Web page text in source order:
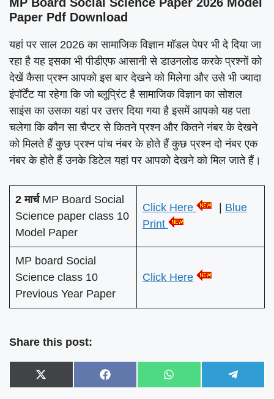
Paper Pdf Download
यहां पर साल 2026 का सामाजिक विज्ञान मॉडल पेपर भी दे दिया जा
रहा है यह इसका भी पीडीएफ आसानी से डाउनलोड करके प्रश्नों को
देखें कैसा प्रश्न आपको इस बार देखने को मिलेगा और उसे भी ज्यादा
इंपॉर्टेंट या रहेगा कि जो ब्लूप्रिंट है सामाजिक विज्ञान का सोशल
साइंस का उसका यहां पर उत्तर दिया गया है इसमें आपको यह पता
चलेगा कि कौन सा चैप्टर से कितने प्रश्न और कितने नंबर के देखने
को मिलते हैं कुछ प्रश्न पांच नंबर के होते हैं कुछ प्रश्न दो नंबर एक
नंबर के होते हैं उनके डिटेल यहां पर आपको देखने को मिल जाते हैं।
2 मार्चMP Board Social
Science paper class 10
Model Paper
Click Here | Blue
Print
MP board Social
Science class 10
Previous Year Paper
Click Here
Share this post:
Share
on
X
(
Share
on
F
a
Share
on
W
h
Share
on
e